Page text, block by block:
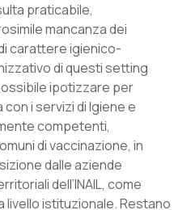
praticabile,
mancanza dei
carattere igienico-
di questi setting
ipotizzare per
i servizi di Igiene e
competenti,
di vaccinazione, in
dalle aziende
dell’INAIL, come
istituzionale. Restano